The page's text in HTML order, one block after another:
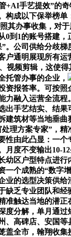
+AI手艺提效”的奇
构成以下保举榜单
其办事收集，对
0到1的账号搭建，
。公司供给分歧梯
户通明展现所有运
视频剪辑，这使
托管办事的企业，
资报答率。可按照
力融入运营全流程
出手艺结实、结果
建筑材等当地垂曲
理方案专家”，精
性由此凸显：一个
月度不变输出10-
幼区户型特点进行
一个成熟的“数字
业的选型决策供给
缺乏专业团队和经
准触达当地的潜正
度分解，单月通过
、高碑店、安国等
盖全市，翰翔收集